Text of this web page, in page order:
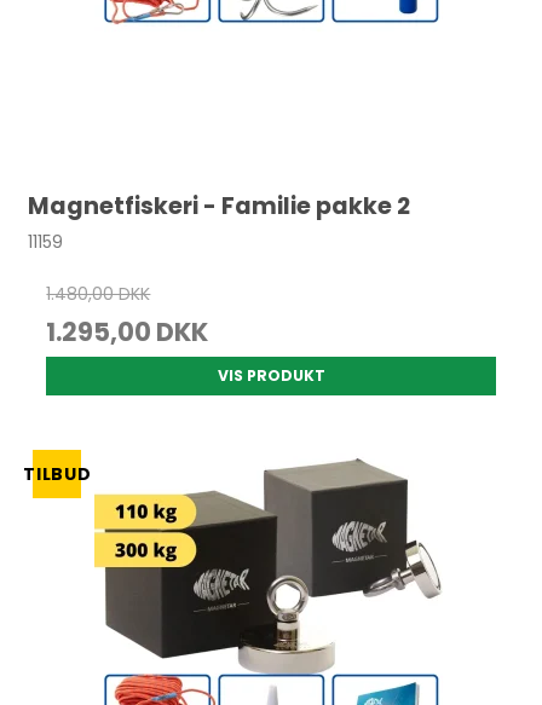
Magnetfiskeri - Familie pakke 2
11159
1.480,00 DKK
1.295,00 DKK
VIS PRODUKT
TILBUD